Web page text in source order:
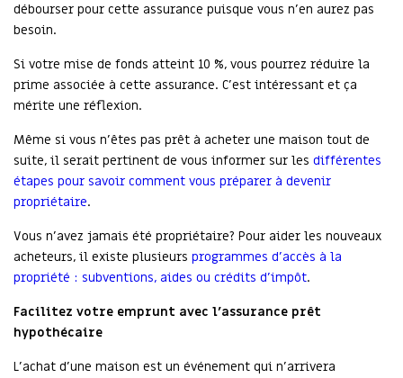
débourser pour cette assurance puisque vous n’en aurez pas
besoin.
Si votre mise de fonds atteint 10 %, vous pourrez réduire la
prime associée à cette assurance. C’est intéressant et ça
mérite une réflexion.
Même si vous n’êtes pas prêt à acheter une maison tout de
suite, il serait pertinent de vous informer sur les différentes
étapes pour savoir comment vous préparer à devenir
propriétaire.
Vous n’avez jamais été propriétaire? Pour aider les nouveaux
acheteurs, il existe plusieurs programmes d’accès à la
propriété : subventions, aides ou crédits d’impôt.
Facilitez votre emprunt avec l'assurance prêt
hypothécaire
L’achat d’une maison est un événement qui n’arrivera